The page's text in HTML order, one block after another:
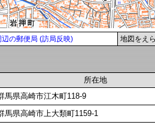
辺の郵便局 (訪局反映) 地図をえ
所在地
馬県高崎市江木町118-9
馬県高崎市上大類町1159-1